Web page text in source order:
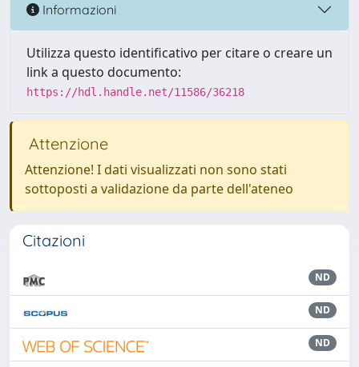
Informazioni
Utilizza questo identificativo per citare o creare un
link a questo documento:
https://hdl.handle.net/11586/36218
Attenzione
Attenzione! I dati visualizzati non sono stati
sottoposti a validazione da parte dell'ateneo
Citazioni
ND
ND
ND